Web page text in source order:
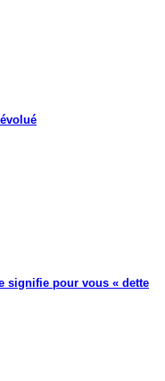
signifie pour vous « dette